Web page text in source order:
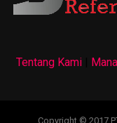
Tentang Kami
Copyright © 2017